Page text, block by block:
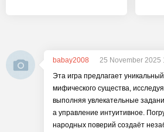
babay2008
25 November 2025
Эта игра предлагает
мифического существа,
выполняя увлекательные
а управление интуитивное.
народных поверий создаёт